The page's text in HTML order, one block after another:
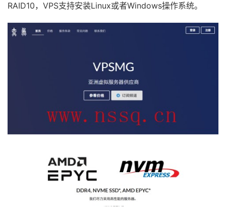
RAID10，VPS支持安装Linux或者Windows操作系统。